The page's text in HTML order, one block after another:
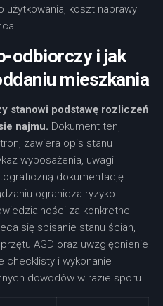
użytkowania, koszt naprawy
odbiorczy i jak
mieszkania
stanowi podstawę rozliczeń
najmu. Dokument ten,
zawiera opis stanu
wyposażenia, uwagi
dokumentację.
ogranicza ryzyko
za konkretne
się spisanie stanu ścian,
AGD oraz uwzględnienie
checklisty i wykonanie
dowodów w razie sporu.